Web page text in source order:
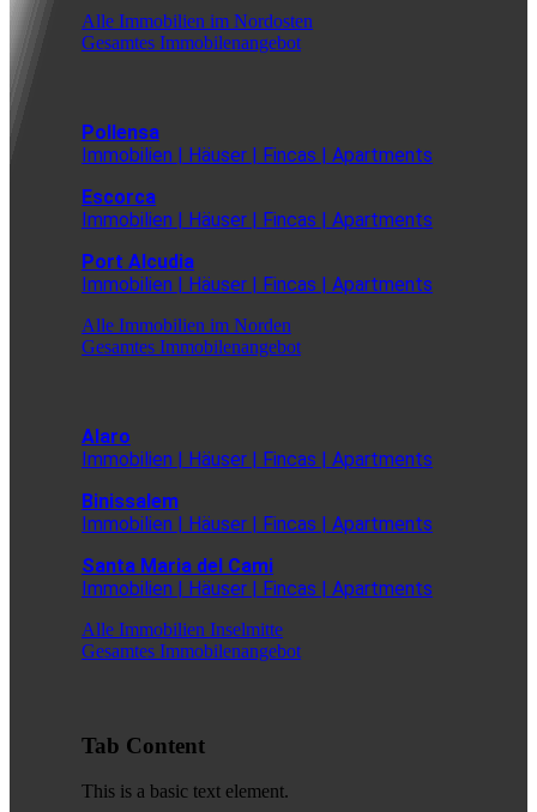
Alle Immobilien im Nordosten
Gesamtes Immobilenangebot
Pollensa
Immobilien | Häuser | Fincas | Apartments
Escorca
Immobilien | Häuser | Fincas | Apartments
Port Alcudia
Immobilien | Häuser | Fincas | Apartments
Alle Immobilien im Norden
Gesamtes Immobilenangebot
Alaro
Immobilien | Häuser | Fincas | Apartments
Binissalem
Immobilien | Häuser | Fincas | Apartments
Santa Maria del Cami
Immobilien | Häuser | Fincas | Apartments
Alle Immobilien Inselmitte
Gesamtes Immobilenangebot
Tab Content
This is a basic text element.